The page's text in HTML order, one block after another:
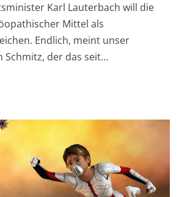
Karl Lauterbach will die
Mittel als
Endlich, meint unser
Schmitz, der das seit…